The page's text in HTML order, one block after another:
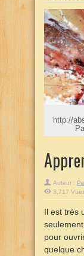
http://
Auteur :
3,717
Il est très
pour
quelque